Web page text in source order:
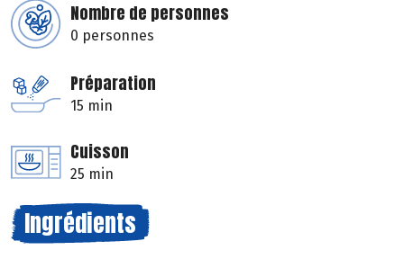
Nombre de personnes
0 personnes
Préparation
15 min
Cuisson
25 min
Ingrédients